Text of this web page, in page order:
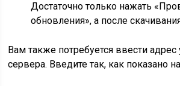
Достаточно только нажать
обновления», а после
Вам также потребуется ввести адрес
сервера. Введите так, как показано